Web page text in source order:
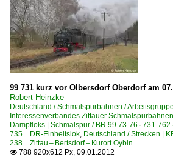
Unternehmen | historisch
Hochwaldbahn
Großbritannien
Dampfloks
GWR 1600 PannierTank Class
Niederlande
99 731 kurz vor Olbersdorf Oberdorf am
Robert Heinzke
Deutschland / Schmalspurbahnen /
Interessenverbandes Zittauer
Dampfloks | Schmalspur / BR 99.73-76 · 731-762
735 DR-Einheitslok, Deutschland / Strecken |
238 Zittau – Bertsdorf – Kurort Oybin
 788 920x612 Px, 09.01.2012